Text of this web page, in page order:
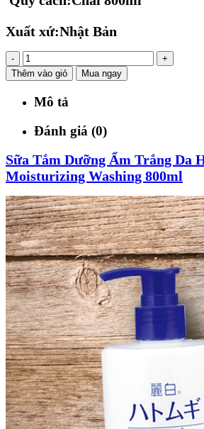
Xuất xứ:Nhật Bản
-
+
Thêm vào giỏ
Mua ngay
Mô tả
Đánh giá (0)
Sữa Tắm Dưỡng Ẩm Trắng Da
Moisturizing Washing 800ml